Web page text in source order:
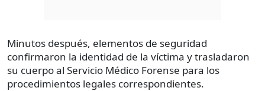
Minutos después, elementos de seguridad
confirmaron la identidad de la víctima y trasladaron
su cuerpo al Servicio Médico Forense para los
procedimientos legales correspondientes.